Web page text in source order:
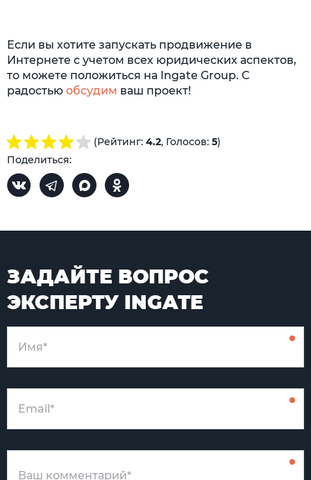
Если вы хотите запускать продвижение в
Интернете с учетом всех юридических аспектов,
то можете положиться на Ingate Group. С
радостью обсудим ваш проект!
(Рейтинг: 4.2, Голосов: 5)
Поделиться:
ЗАДАЙТЕ ВОПРОС
ЭКСПЕРТУ INGATE